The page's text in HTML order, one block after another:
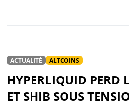
ACTUALITÉ ALTCOINS
HYPERLIQUID PERD
ET SHIB SOUS